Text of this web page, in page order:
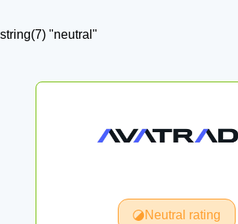
string(7) "neutral"
Neutral rating